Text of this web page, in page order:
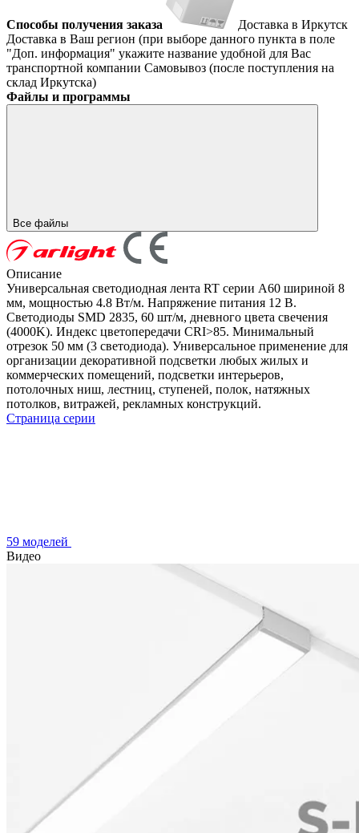
Способы получения заказа
Доставка в Иркутск
Доставка в Ваш регион (при выборе данного пункта в поле
"Доп. информация" укажите название удобной для Вас
транспортной компании Самовывоз (после поступления на
склад Иркутска)
Файлы и программы
Все файлы
Описание
Универсальная светодиодная лента RT серии A60 шириной 8
мм, мощностью 4.8 Вт/м. Напряжение питания 12 В.
Светодиоды SMD 2835, 60 шт/м, дневного цвета свечения
(4000K). Индекс цветопередачи CRI>85. Минимальный
отрезок 50 мм (3 светодиода). Универсальное применение для
организации декоративной подсветки любых жилых и
коммерческих помещений, подсветки интерьеров,
потолочных ниш, лестниц, ступеней, полок, натяжных
потолков, витражей, рекламных конструкций.
Страница серии
59 моделей
Видео